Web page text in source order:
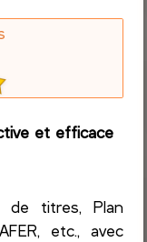
et efficace
titres, Plan
etc., avec